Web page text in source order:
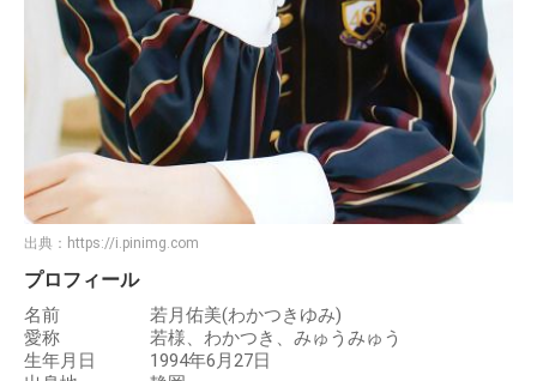
出典： https://i.pinimg.com
プロフィール
名前 若月佑美(わかつきゆみ)
愛称 若様、わかつき、みゅうみゅう
生年月日 1994年6月27日